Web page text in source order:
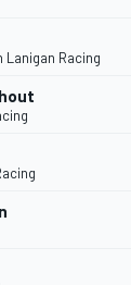
Lanigan Racing